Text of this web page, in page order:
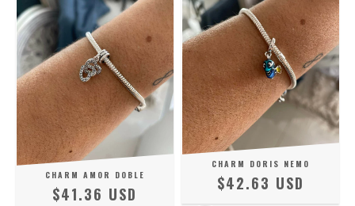
CHARM AMOR DOBLE
$41.36 USD
CHARM DORIS NEMO
$42.63 USD